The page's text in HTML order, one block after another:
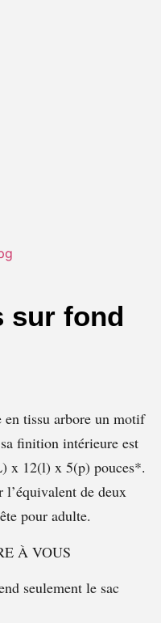
sur fond
en tissu arbore un motif
finition intérieure est
x 12(l) x 5(p) pouces*.
de deux
pour adulte.
À VOUS
seulement le sac